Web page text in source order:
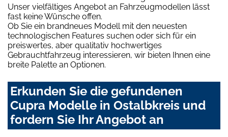
Unser vielfältiges Angebot an Fahrzeugmodellen lässt
fast keine Wünsche offen.
Ob Sie ein brandneues Modell mit den neuesten
technologischen Features suchen oder sich für ein
preiswertes, aber qualitativ hochwertiges
Gebrauchtfahrzeug interessieren, wir bieten Ihnen eine
breite Palette an Optionen.
Erkunden Sie die gefundenen
Cupra Modelle in Ostalbkreis und
fordern Sie Ihr Angebot an